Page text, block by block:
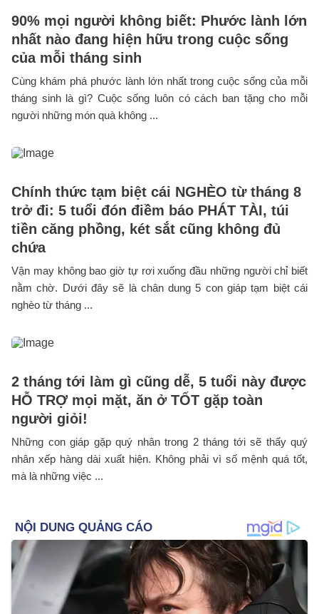
90% mọi người không biết: Phước lành lớn
nhất nào đang hiện hữu trong cuộc sống
của mỗi tháng sinh
Cùng khám phá phước lành lớn nhất trong cuộc sống của mỗi
tháng sinh là gì? Cuộc sống luôn có cách ban tặng cho mỗi
người những món quà không ...
Chính thức tạm biệt cái NGHÈO từ tháng 8
trở đi: 5 tuổi đón điềm báo PHÁT TÀI, túi
tiền căng phồng, két sắt cũng không đủ
chứa
Vận may không bao giờ tự rơi xuống đầu những người chỉ biết
nằm chờ. Dưới đây sẽ là chân dung 5 con giáp tạm biệt cái
nghèo từ tháng ...
2 tháng tới làm gì cũng dễ, 5 tuổi này được
HỖ TRỢ mọi mặt, ăn ở TỐT gặp toàn
người giỏi!
Những con giáp gặp quý nhân trong 2 tháng tới sẽ thấy quý
nhân xếp hàng dài xuất hiện. Không phải vì số mệnh quá tốt,
mà là những việc ...